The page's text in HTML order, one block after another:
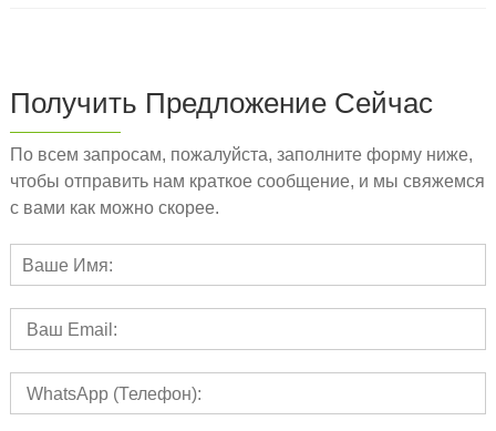
Получить Предложение Сейчас
По всем запросам, пожалуйста, заполните форму ниже,
чтобы отправить нам краткое сообщение, и мы свяжемся
с вами как можно скорее.